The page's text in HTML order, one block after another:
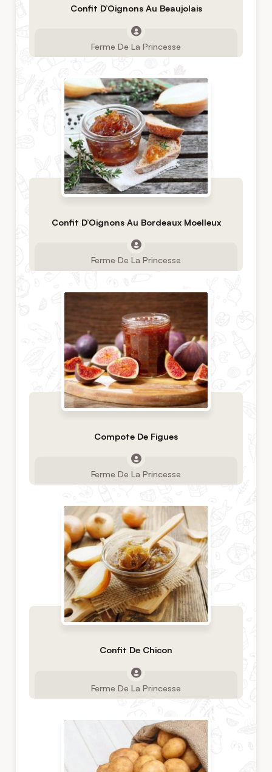
Confit D’Oignons Au Beaujolais
Ferme De La Princesse
Confit D’Oignons Au Bordeaux Moelleux
Ferme De La Princesse
Compote De Figues
Ferme De La Princesse
Confit De Chicon
Ferme De La Princesse